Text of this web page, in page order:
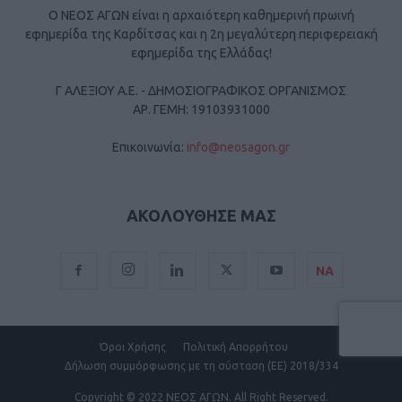
Ο ΝΕΟΣ ΑΓΩΝ είναι η αρχαιότερη καθημερινή πρωινή
εφημερίδα της Καρδίτσας και η 2η μεγαλύτερη περιφερειακή
εφημερίδα της Ελλάδας!
Γ ΑΛΕΞΙΟΥ Α.Ε. - ΔΗΜΟΣΙΟΓΡΑΦΙΚΟΣ ΟΡΓΑΝΙΣΜΟΣ
ΑΡ. ΓΕΜΗ: 19103931000
Επικοινωνία: info@neosagon.gr
ΑΚΟΛΟΥΘΗΣΕ ΜΑΣ
ΝΑ
Όροι Χρήσης
Πολιτική Απορρήτου
Δήλωση συμμόρφωσης με τη σύσταση (ΕΕ) 2018/334
Copyright © 2022 ΝΕΟΣ ΑΓΩΝ. All Right Reserved.